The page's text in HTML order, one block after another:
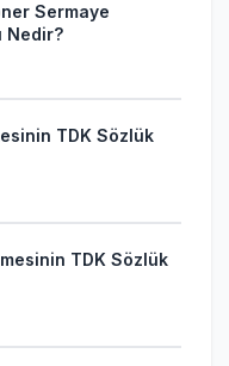
Sermaye
Nedir?
TDK Sözlük
TDK Sözlük